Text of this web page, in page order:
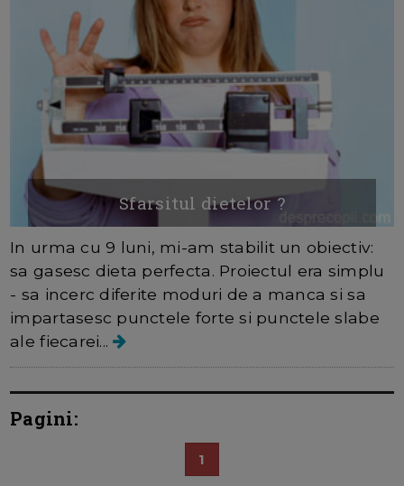
Sfarsitul dietelor ?
In urma cu 9 luni, mi-am stabilit un obiectiv:
sa gasesc dieta perfecta. Proiectul era simplu
- sa incerc diferite moduri de a manca si sa
impartasesc punctele forte si punctele slabe
ale fiecarei...
Pagini:
1